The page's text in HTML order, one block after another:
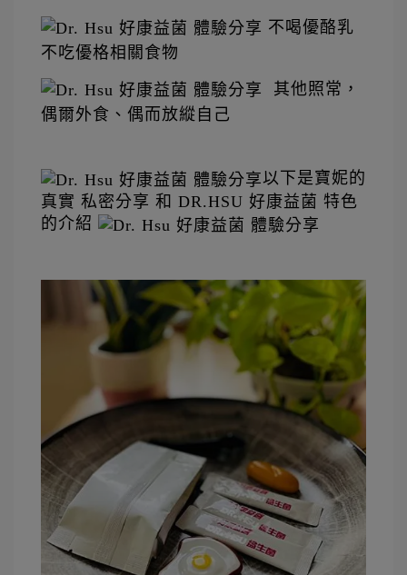
不喝優酪乳
不吃優格相關食物
其他照常，
偶爾外食、偶而放縱自己
以下是寶妮的
真實 私密分享 和 DR.HSU 好康益菌 特色
的介紹